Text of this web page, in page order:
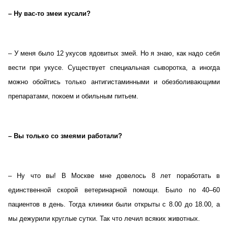
– Ну вас-то змеи кусали?
– У меня было 12 укусов ядовитых змей. Но я знаю, как надо себя
вести при укусе. Существует специальная сыворотка, а иногда
можно обойтись только антигистаминными и обезболивающими
препаратами, покоем и обильным питьем.
– Вы только со змеями работали?
– Ну что вы! В Москве мне довелось 8 лет поработать в
единственной скорой ветеринарной помощи. Было по 40–60
пациентов в день. Тогда клиники были открыты с 8.00 до 18.00, а
мы дежурили круглые сутки. Так что лечил всяких животных.